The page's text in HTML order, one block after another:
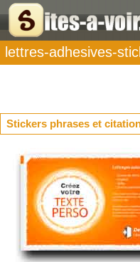
lettres-adhesives-
Stickers phrases et